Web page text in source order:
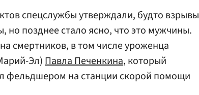
спецслужбы утверждали, будто взрывы
позднее стало ясно, что это мужчины.
смертников, в том числе уроженца
Эл)Павла Печенкина, который
фельдшером на станции скорой помощи